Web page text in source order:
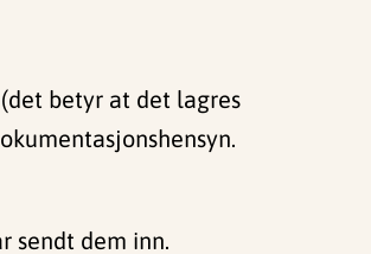
betyr at det lagres
sendt dem inn.